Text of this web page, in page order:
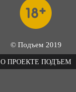
© Подъем 2019
О ПРОЕКТЕ ПОДЪЕМ